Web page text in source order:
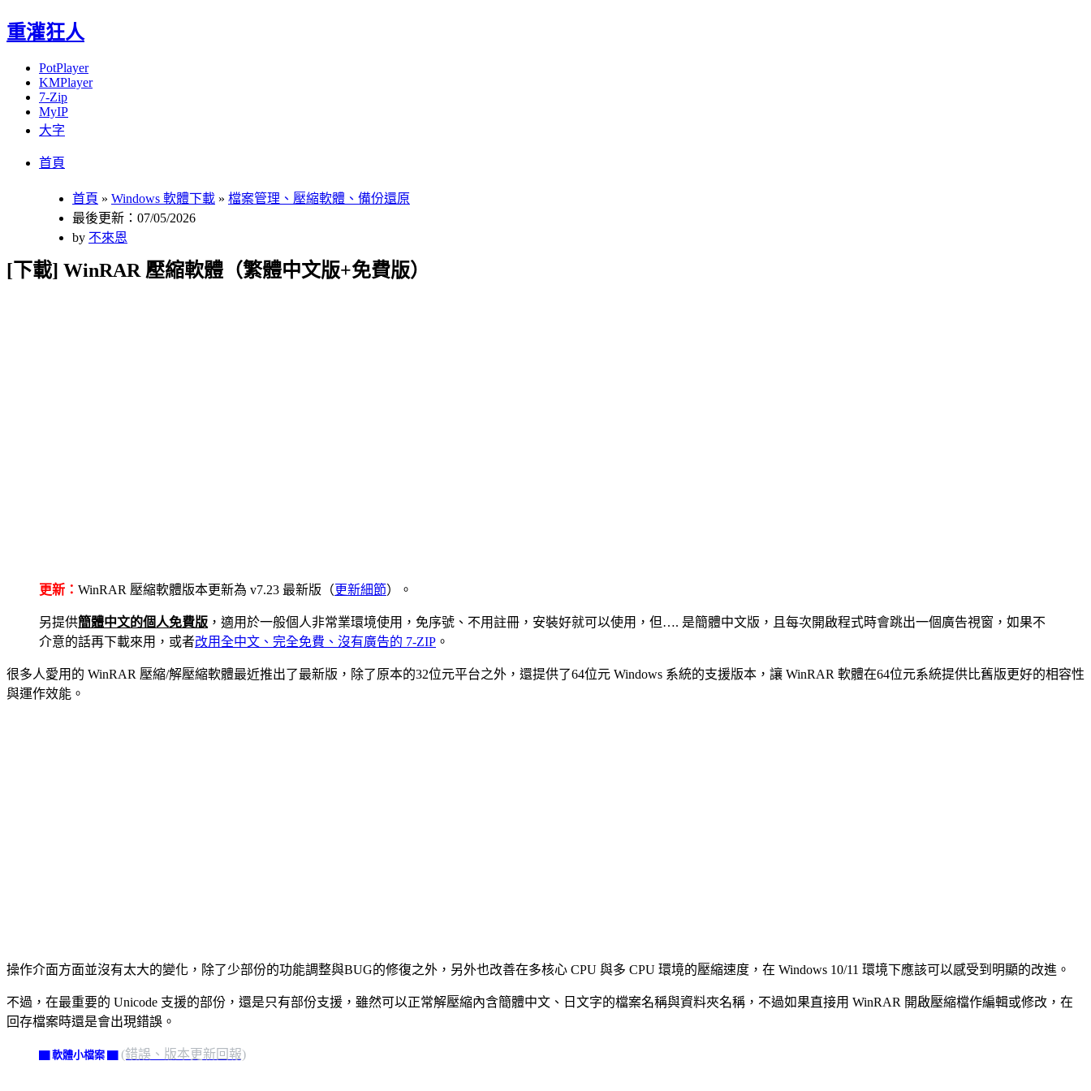
重灌狂人
PotPlayer
KMPlayer
7-Zip
MyIP
大字
首頁
首頁 » Windows 軟體下載 » 檔案管理、壓縮軟體、備份還原
最後更新：07/05/2026
by 不來恩
[下載] WinRAR 壓縮軟體（繁體中文版+免費版）
更新： WinRAR 壓縮軟體版本更新為 v7.23 最新版（更新細節）。
另提供簡體中文的個人免費版 ，適用於一般個人非常業環境使用，免序號、不用註冊，安裝好就可以使用，但…. 是簡體中文版，且每次開啟程式時會跳出一個廣告視窗，如果不
介意的話再下載來用，或者改用全中文、完全免費、沒有廣告的 7-ZIP 。
很多人愛用的 WinRAR 壓縮/解壓縮軟體最近推出了最新版，除了原本的32位元平台之外，還提供了64位元 Windows 系統的支援版本，讓 WinRAR 軟體在64位元系統提供比舊版更好的相容性
與運作效能。
操作介面方面並沒有太大的變化，除了少部份的功能調整與BUG的修復之外，另外也改善在多核心 CPU 與多 CPU 環境的壓縮速度，在 Windows 10/11 環境下應該可以感受到明顯的改進。
不過，在最重要的 Unicode 支援的部份，還是只有部份支援，雖然可以正常解壓縮內含簡體中文、日文字的檔案名稱與資料夾名稱，不過如果直接用 WinRAR 開啟壓縮檔作編輯或修改，在
回存檔案時還是會出現錯誤。
▇ 軟體小檔案 ▇ (錯誤、版本更新回報)